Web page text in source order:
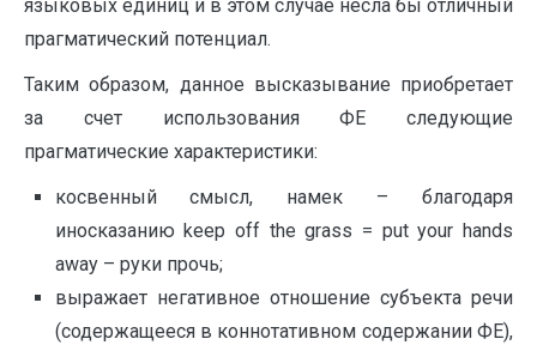
языковых единиц и в этом случае несла бы отличный
прагматический потенциал.
Таким образом, данное высказывание приобретает
за счет использования ФЕ следующие
прагматические характеристики:
косвенный смысл, намек – благодаря
иносказанию keep off the grass = put your hands
away – руки прочь;
выражает негативное отношение субъекта речи
(содержащееся в коннотативном содержании ФЕ),